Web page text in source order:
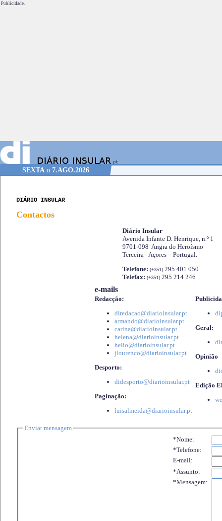
Publicidade.
SEXTA o 7.AGO.2026
DIÁRIO INSULAR
Contactos
Diário Insular
Avenida Infante D. Henrique, n.º 1
9701-098 Angra do Heroísmo
Terceira - Açores – Portugal.
Telefone: (+351) 295 401 050
Telefax: (+351) 295 214 246
e-mails
Redacção:
diredacao@diarioinsular.pt
armando@diarioinsular.pt
carina@diarioinsular.pt
helena@diarioinsular.pt
helio@diarioinsular.pt
jlourenco@diarioinsular.pt
Desporto:
didesporto@diarioinsular.pt
Paginação:
luisalmeida@diarioinsular.pt
Geral:
Opinião
Edição
Enviar mensagem
*Nome:
*Telefone:
E-mail:
*Assunto:
*Mensagem: